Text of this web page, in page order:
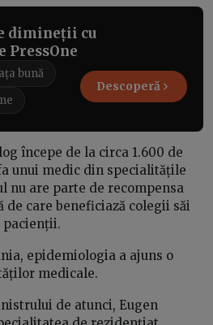
dimineții cu
PressOne
bună
Descoperă
începe de la circa 1.600 de
unui medic din specialitățile
nu are parte de recompensa
care beneficiază colegii săi
pacienții.
epidemiologia a ajuns o
medicale.
de atunci, Eugen